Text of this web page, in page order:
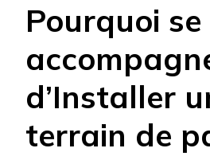
Pourquoi
d’Installer
terrain de